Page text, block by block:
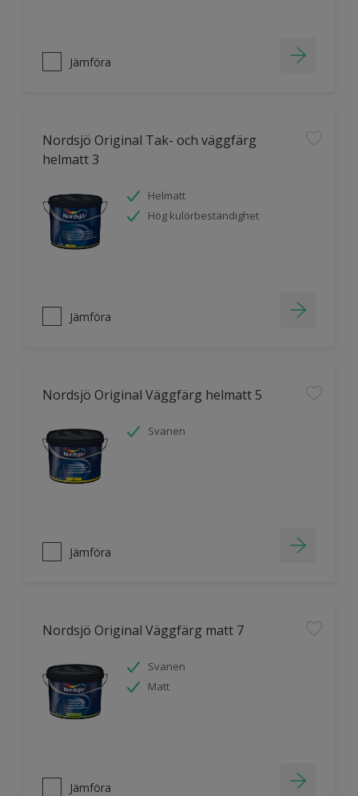
Jämföra
Nordsjö Original Tak- och väggfärg
helmatt 3
Helmatt
Hög kulörbeständighet
Jämföra
Nordsjö Original Väggfärg helmatt 5
Svanen
Jämföra
Nordsjö Original Väggfärg matt 7
Svanen
Matt
Jämföra